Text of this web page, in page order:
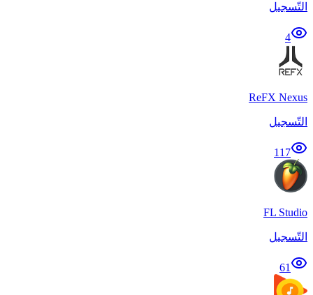
التّسجيل
4
ReFX Nexus
التّسجيل
117
FL Studio
التّسجيل
61